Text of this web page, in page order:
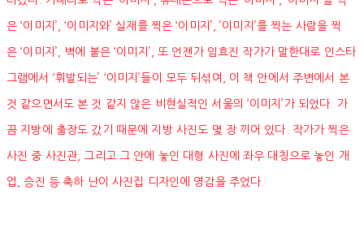
은 ‘이미지’, ‘이미지와’ 실재를 찍은 ‘이미지’, ’이미지’를 찍는 사람을 찍
은 ‘이미지’, 벽에 붙은 ‘이미지’, 또 언젠가 임효진 작가가 말한대로 인스타
그램에서 ‘휘발되는’ ‘이미지’들이 모두 뒤섞여, 이 책 안에서 주변에서 본
것 같으면서도 본 것 같지 않은 비현실적인 서울의 ‘이미지’가 되었다. 가
끔 지방에 출장도 갔기 때문에 지방 사진도 몇 장 끼어 있다. 작가가 찍은
사진 중 사진관, 그리고 그 안에 놓인 대형 사진에 좌우 대칭으로 놓인 개
업, 승진 등 축하 난이 사진집 디자인에 영감을 주었다.